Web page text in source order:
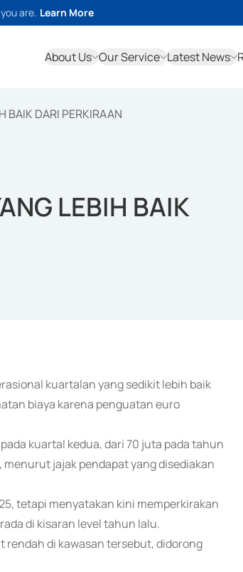
are. Learn More
About Us Our Service Latest News
BAIK DARI PERKIRAAN
LEBIH BAIK
kuartalan yang sedikit lebih baik
biaya karena penguatan euro
kuartal kedua, dari 70 juta pada tahun
jajak pendapat yang disediakan
tetapi menyatakan kini memperkirakan
di kisaran level tahun lalu.
di kawasan tersebut, didorong